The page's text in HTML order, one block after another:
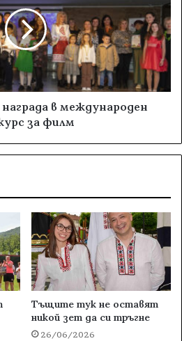
в международен
за филм
Тъщите тук не оставят
никой зет да си тръгне
26/06/2026